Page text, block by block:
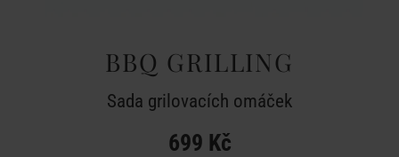
BBQ GRILLING
Sada grilovacích omáček
699 Kč